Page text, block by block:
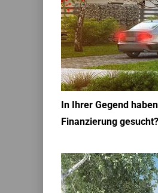
In Ihrer Gegend
Finanzierung